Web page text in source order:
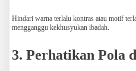
Hindari warna terlalu kontras atau motif
mengganggu kekhusyukan ibadah.
3. Perhatikan Pola